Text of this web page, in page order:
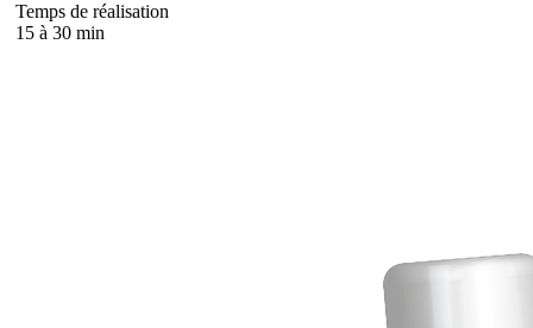
Temps de réalisation
15 à 30 min